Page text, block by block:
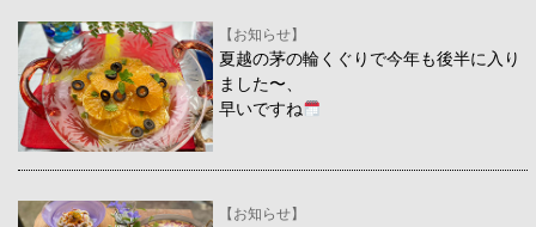
【お知らせ】
夏越の茅の輪くぐりで今年も後半に入り
ました〜、
早いですね
【お知らせ】